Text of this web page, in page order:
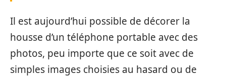
Il est aujourd’hui possible de décorer la
housse d’un téléphone portable avec des
photos, peu importe que ce soit avec de
simples images choisies au hasard ou de